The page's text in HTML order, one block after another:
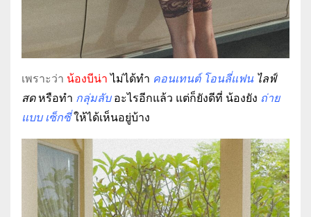
เพราะว่า น้องบีน่าไม่ได้ทำ คอนเทนต์ โอนลี่แฟน ไลฟ์
สดหรือทำ กลุ่มลับอะไรอีกแล้ว แต่ก็ยังดีที่ น้องยัง ถ่าย
แบบ เซ็กซี่ให้ได้เห็นอยู่บ้าง